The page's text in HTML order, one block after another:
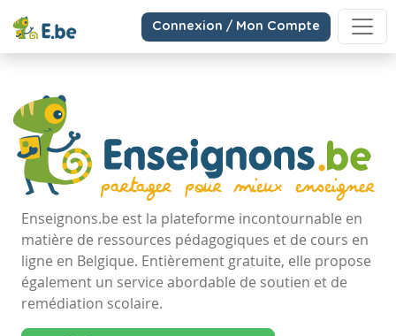
Connexion / Mon Compte
Enseignons.be est la plateforme incontournable en
matière de ressources pédagogiques et de cours en
ligne en Belgique. Entièrement gratuite, elle propose
également un service abordable de soutien et de
remédiation scolaire.